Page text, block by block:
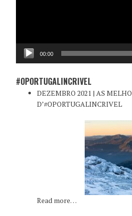
00:00
#OPORTUGALINCRIVEL
DEZEMBRO 2021 | AS
D’#OPORTUGALINCRIVEL
Read more…